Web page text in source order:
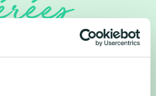
Costa Brava, Espagne